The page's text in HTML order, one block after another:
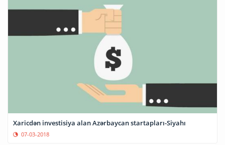
Xaricdən investisiya alan Azərbaycan startapları-Siyahı
07-03-2018